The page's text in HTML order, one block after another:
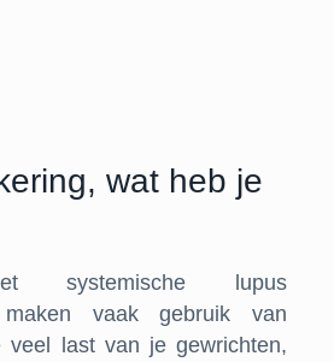
wat heb je
systemische lupus
maken vaak gebruik van
veel last van je gewrichten,